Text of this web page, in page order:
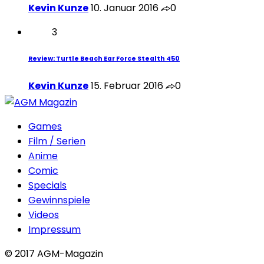
Kevin Kunze10. Januar 2016
0
3
Review: Turtle Beach Ear Force Stealth 450
Kevin Kunze15. Februar 2016 0
Games
Film / Serien
Anime
Comic
Specials
Gewinnspiele
Videos
Impressum
© 2017 AGM-Magazin